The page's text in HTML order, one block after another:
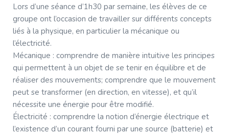
Lors d’une séance d’1h30 par semaine, les élèves de ce
groupe ont l’occasion de travailler sur différents concepts
liés à la physique, en particulier la mécanique ou
l’électricité.
Mécanique : comprendre de manière intuitive les principes
qui permettent à un objet de se tenir en équilibre et de
réaliser des mouvements; comprendre que le mouvement
peut se transformer (en direction, en vitesse), et qu’il
nécessite une énergie pour être modifié.
Électricité : comprendre la notion d’énergie électrique et
l’existence d’un courant fourni par une source (batterie) et